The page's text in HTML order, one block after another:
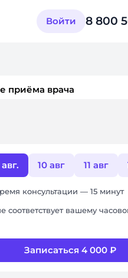
Войти 8 800
приёма врача
10 авг 11 авг
консультации — 15 минут
соответствует вашему
Записаться 4 000 ₽